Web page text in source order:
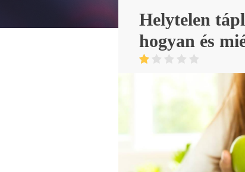
Helytelen
hogyan és